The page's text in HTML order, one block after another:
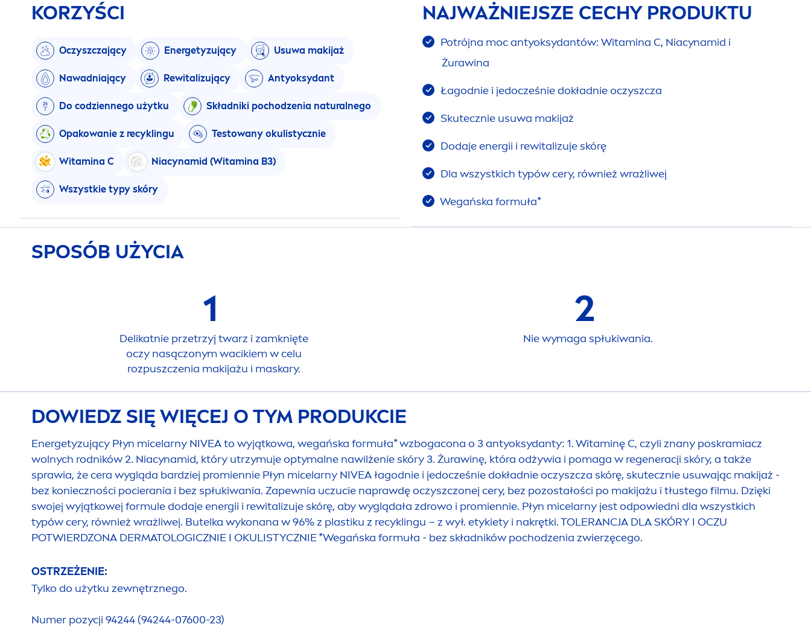
KORZYŚCI
Oczyszczający Energetyzujący Usuwa makijaż
Nawadniający Rewitalizujący Antyoksydant
Do codziennego użytku Składniki pochodzenia naturalnego
Opakowanie z recyklingu Testowany okulistycznie
Witamina C Niacynamid (Witamina B3)
Wszystkie typy skóry
NAJWAŻNIEJSZE CECHY PRODUKTU
Potrójna moc antyoksydantów: Witamina C, Niacynamid i
Żurawina
Łagodnie i jedocześnie dokładnie oczyszcza
Skutecznie usuwa makijaż
Dodaje energii i rewitalizuje skórę
Dla wszystkich typów cery, również wrażliwej
Wegańska formuła*
SPOSÓB UŻYCIA
1
Delikatnie przetrzyj twarz i zamknięte
oczy nasączonym wacikiem w celu
rozpuszczenia makijażu i maskary.
2
Nie wymaga spłukiwania.
DOWIEDZ SIĘ WIĘCEJ O TYM PRODUKCIE
Energetyzujący Płyn micelarny NIVEAto wyjątkowa, wegańska formuła* wzbogacona o 3 antyoksydanty: 1. Witaminę C, czyli znany poskramiacz
wolnych rodników 2. Niacynamid, który utrzymuje optymalne nawilżenie skóry 3. Żurawinę, która odżywia i pomaga w regeneracji skóry, a także
sprawia, że cera wygląda bardziej promiennie Płyn micelarny NIVEAłagodnie i jedocześnie dokładnie oczyszcza skórę, skutecznie usuwając makijaż -
bez konieczności pocierania i bez spłukiwania. Zapewnia uczucie naprawdę oczyszczonej cery, bez pozostałości po makijażu i tłustego filmu. Dzięki
swojej wyjątkowej formule dodaje energii i rewitalizuje skórę, aby wyglądała zdrowo i promiennie. Płyn micelarny jest odpowiedni dla wszystkich
typów cery, również wrażliwej. Butelka wykonana w 96% z plastiku z recyklingu – z wył. etykiety i nakrętki. TOLERANCJA DLA SKÓRY I OCZU
POTWIERDZONA DERMATOLOGICZNIE I OKULISTYCZNIE *Wegańska formuła - bez składników pochodzenia zwierzęcego.
OSTRZEŻENIE:
Tylko do użytku zewnętrznego.
Numer pozycji 94244 (94244-07600-23)